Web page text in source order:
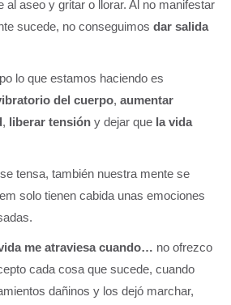
al aseo y gritar o llorar. Al no manifestar
sucede, no conseguimos dar salida
lo que estamos haciendo es
del cuerpo, aumentar
, liberar tensión y dejar que la vida
tensa, también nuestra mente se
solo tienen cabida unas emociones
me atraviesa cuando… no ofrezco
cada cosa que sucede, cuando
dañinos y los dejó marchar,